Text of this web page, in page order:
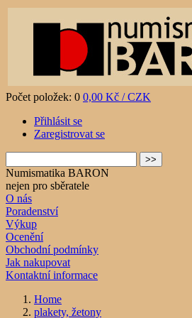
Počet položek: 0 0,00 Kč / CZK
Přihlásit se
Zaregistrovat se
Numismatika BARON
nejen pro sběratele
O nás
Poradenství
Výkup
Ocenění
Obchodní podmínky
Jak nakupovat
Kontaktní informace
Home
plakety, žetony